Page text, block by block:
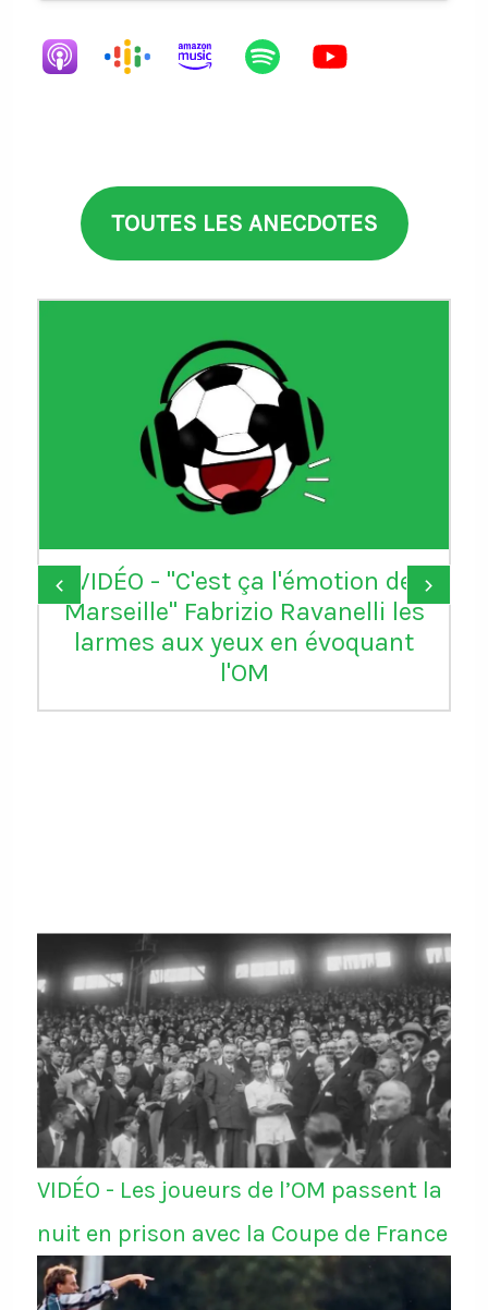
TOUTES LES ANECDOTES
VIDÉO - "C'est ça l'émotion de
Marseille" Fabrizio Ravanelli les
larmes aux yeux en évoquant
l'OM
‹ ›
VIDÉO - Les joueurs de l’OM passent la
nuit en prison avec la Coupe de France